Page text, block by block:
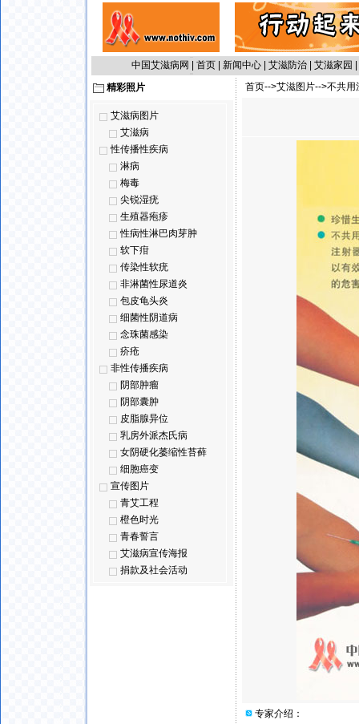
中国艾滋病网 首页 新闻中心 艾滋防治 艾滋家园
精彩照片
艾滋病图片
艾滋病
性传播性疾病
淋病
梅毒
尖锐湿疣
生殖器疱疹
性病性淋巴肉芽肿
软下疳
传染性软疣
非淋菌性尿道炎
包皮龟头炎
细菌性阴道病
念珠菌感染
疥疮
非性传播疾病
阴部肿瘤
阴部囊肿
皮脂腺异位
乳房外派杰氏病
女阴硬化萎缩性苔藓
细胞癌变
宣传图片
青艾工程
橙色时光
青春誓言
艾滋病宣传海报
捐款及社会活动
首页-->艾滋图片-->不共
专家介绍：